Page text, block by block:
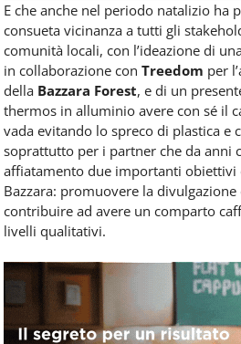
E che anche nel periodo natalizio ha
consueta vicinanza a tutti gli
comunità locali, con l’ideazione di
in collaborazione con Treedom per
della Bazzara Forest, e di un
thermos in alluminio avere con sé il
vada evitando lo spreco di plastica e
soprattutto per i partner che da anni
affiatamento due importanti
Bazzara: promuovere la
contribuire ad avere un comparto
livelli qualitativi.